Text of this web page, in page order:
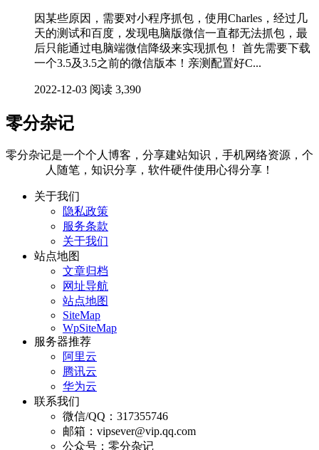
因某些原因，需要对小程序抓包，使用Charles，经过几
天的测试和百度，发现电脑版微信一直都无法抓包，最
后只能通过电脑端微信降级来实现抓包！ 首先需要下载
一个3.5及3.5之前的微信版本！亲测配置好C...
2022-12-03 阅读 3,390
零分杂记
零分杂记是一个个人博客，分享建站知识，手机网络资源，个
人随笔，知识分享，软件硬件使用心得分享！
关于我们
隐私政策
服务条款
关于我们
站点地图
文章归档
网址导航
站点地图
SiteMap
WpSiteMap
服务器推荐
阿里云
腾讯云
华为云
联系我们
微信/QQ：317355746
邮箱：vipsever@vip.qq.com
公众号：零分杂记